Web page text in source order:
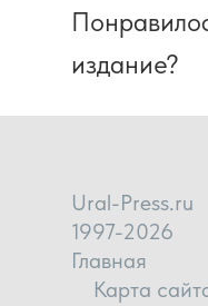
издание?
Ural-Press.ru
1997-2026
Главная
Карта